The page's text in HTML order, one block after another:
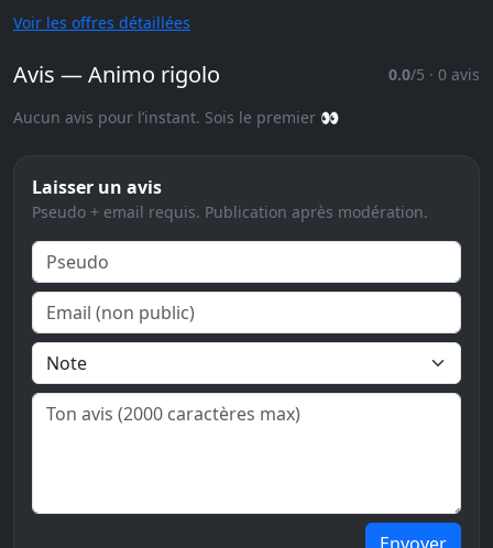
Voir les offres détaillées
Avis — Animo rigolo 0.0/5 · 0 avis
Aucun avis pour l’instant. Sois le premier 👀
Laisser un avis
Pseudo + email requis. Publication après modération.
Envoyer